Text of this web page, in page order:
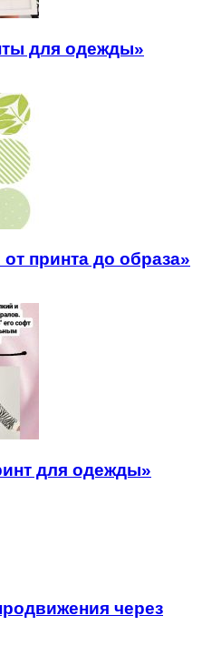
для одежды»
принта до образа»
для одежды»
через